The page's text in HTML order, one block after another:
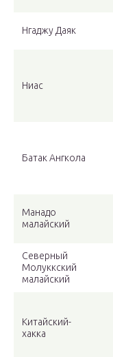
Нгаджу Даяк
Ниас
Батак Ангкола
Манадо
малайский
Северный
Молуккский
малайский
Китайский-
хакка